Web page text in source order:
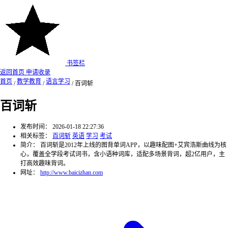
书签栏
返回首页 申请收录
首页 / 教学教育 / 语言学习 / 百词斩
百词斩
发布时间：
2026-01-18 22:27:36
相关标签：
百词斩 英语 学习 考试
简介：
百词斩是2012年上线的图背单词APP，以趣味配图+艾宾浩斯曲线为核
心，覆盖全学段考试词书，含小语种词库，适配多场景背词，超2亿用户，主
打高效趣味背词。
网址：
http://www.baicizhan.com